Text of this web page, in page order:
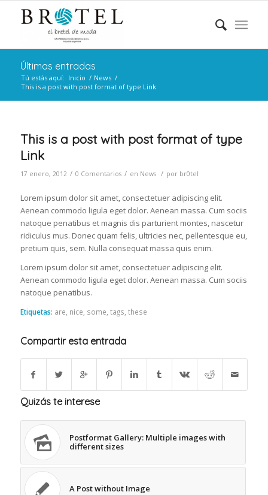
Últimas entradas
Tú estás aquí: Inicio / News /
This is a post with post format of type Link
This is a post with post format of type
Link
17 enero, 2012 / 0 Comentarios / en News / por br0tel
Lorem ipsum dolor sit amet, consectetuer adipiscing elit.
Aenean commodo ligula eget dolor. Aenean massa. Cum sociis
natoque penatibus et magnis dis parturient montes, nascetur
ridiculus mus. Donec quam felis, ultricies nec, pellentesque eu,
pretium quis, sem. Nulla consequat massa quis enim.
Lorem ipsum dolor sit amet, consectetuer adipiscing elit.
Aenean commodo ligula eget dolor. Aenean massa. Cum sociis
natoque penatibus.
Etiquetas: are nice some tags these
Compartir esta entrada
Quizás te interese
Postformat Gallery: Multiple images with
different sizes
A Post without Image